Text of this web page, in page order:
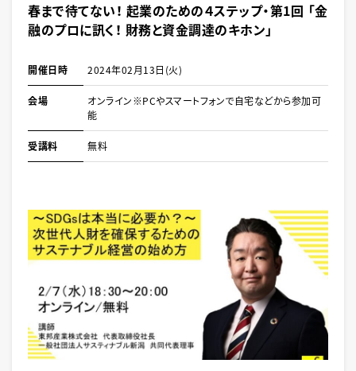
春まで待てない！ 起業のための４ステップ・第1回 「金
融のプロに訊く！ 財務と資金調達のキホン」
開催日時 2024年02月13日(火)
会場
オンライン※PCやスマートフォンで自宅などから参加可
能
受講料 無料